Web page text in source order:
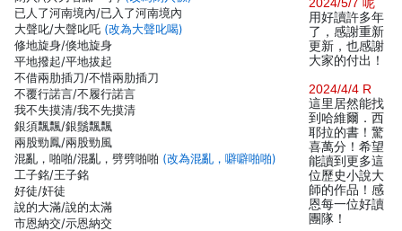
已人了河南境內/已入了河南境內
大聲叱/大聲叱吒 (改為大聲叱喝)
修地旋身/倏地旋身
平地撥起/平地拔起
不借兩肋插刀/不惜兩肋插刀
不覆行諾言/不履行諾言
我不失摸清/我不先摸清
銀須飄飄/銀鬚飄飄
兩股勁鳳/兩股勁風
混亂，啪啪/混亂，劈劈啪啪 (改為混亂，噼噼啪啪)
工子銘/王子銘
好徒/奸徒
說的大滿/說的太滿
市恩納交/示恩納交
用好讀許多年
了，感謝重新
更新，也感謝
大家的付出！
2024/4/4 R
這里居然能找
到哈維爾．西
耶拉的書！驚
喜萬分！希望
能讀到更多這
位歷史小說大
師的作品！感
恩每一位好讀
團隊！